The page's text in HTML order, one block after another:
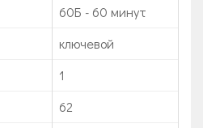
60Б - 60 минут
ключевой
1
62